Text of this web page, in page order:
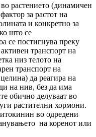
растението (динамичен
за растот на
и конкретно за
што се
се постигнува преку
транспорт на
низ телото на
транспорт на
да реагира на
на нив, без да има
обично делуваат во
растителни хормони.
во одредени
на коренот или